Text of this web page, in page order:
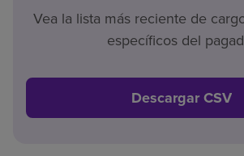
Vea la lista más reciente de
específicos del
Descargar CSV